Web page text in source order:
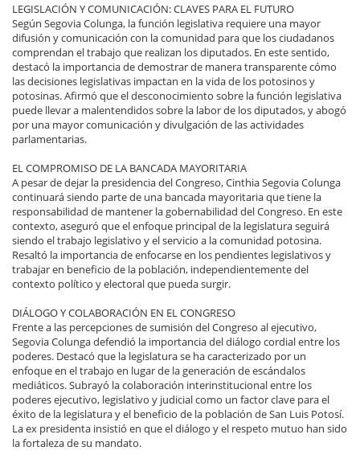
LEGISLACIÓN Y COMUNICACIÓN: CLAVES PARA EL FUTURO
Según Segovia Colunga, la función legislativa requiere una mayor
difusión y comunicación con la comunidad para que los ciudadanos
comprendan el trabajo que realizan los diputados. En este sentido,
destacó la importancia de demostrar de manera transparente cómo
las decisiones legislativas impactan en la vida de los potosinos y
potosinas. Afirmó que el desconocimiento sobre la función legislativa
puede llevar a malentendidos sobre la labor de los diputados, y abogó
por una mayor comunicación y divulgación de las actividades
parlamentarias.
EL COMPROMISO DE LA BANCADA MAYORITARIA
A pesar de dejar la presidencia del Congreso, Cinthia Segovia Colunga
continuará siendo parte de una bancada mayoritaria que tiene la
responsabilidad de mantener la gobernabilidad del Congreso. En este
contexto, aseguró que el enfoque principal de la legislatura seguirá
siendo el trabajo legislativo y el servicio a la comunidad potosina.
Resaltó la importancia de enfocarse en los pendientes legislativos y
trabajar en beneficio de la población, independientemente del
contexto político y electoral que pueda surgir.
DIÁLOGO Y COLABORACIÓN EN EL CONGRESO
Frente a las percepciones de sumisión del Congreso al ejecutivo,
Segovia Colunga defendió la importancia del diálogo cordial entre los
poderes. Destacó que la legislatura se ha caracterizado por un
enfoque en el trabajo en lugar de la generación de escándalos
mediáticos. Subrayó la colaboración interinstitucional entre los
poderes ejecutivo, legislativo y judicial como un factor clave para el
éxito de la legislatura y el beneficio de la población de San Luis Potosí.
La ex presidenta insistió en que el diálogo y el respeto mutuo han sido
la fortaleza de su mandato.